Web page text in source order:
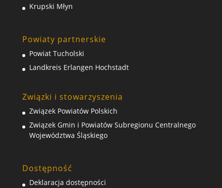
Krupski Młyn
Powiaty partnerskie
Powiat Tucholski
Landkreis Erlangen Hochstadt
Związki i stowarzyszenia
Związek Powiatów Polskich
Związek Gmin i Powiatów Subregionu Centralnego
Województwa Śląskiego
Dostępność
Deklaracja dostępności